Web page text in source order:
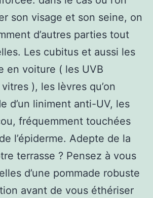
son visage et son seine, on
d’autres parties tout
Les cubitus et aussi les
en voiture ( les UVB
), les lèvres qu’on
d’un liniment anti-UV, les
fréquemment touchées
l’épiderme. Adepte de la
terrasse ? Pensez à vous
d’une pommade robuste
avant de vous éthériser